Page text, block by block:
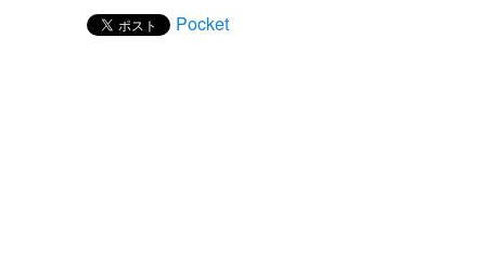
Pocket